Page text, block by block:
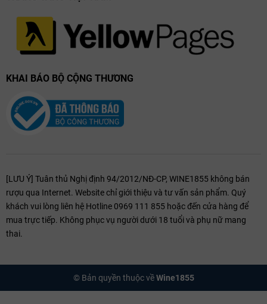
Thưởng Thức & Kết Hợp Món Ăn Với Bouchard
Père & Fils Beaune Clos Saint Landry
Nhiệt độ phục vụ lý tưởng: 10–12°C.
Thịt trắng: ức gà sốt kem nấm, thịt bê áp chảo.
Phô mai mềm: Brie de Meaux, Camembert.
Các món salad trộn dầu olive và hạt thông.
Bouchard Père & Fils Beaune Clos Saint-Landry là chai
Không chỉ là một chai rượu vang, đây còn là biểu tượng của di sản,
lịch sử và nghệ thuật làm vang đỉnh cao của nhà Bouchard Père &
Fils.
KHAI BÁO BỘ CỘNG THƯƠNG
[LƯU Ý] Tuân thủ Nghị định 94/2012/NĐ-CP, WINE1855 không bán
rượu qua Internet. Website chỉ giới thiệu và tư vấn sản phẩm. Quý
khách vui lòng liên hệ Hotline 0969 111 855 hoặc đến cửa hàng để
mua trực tiếp. Không phục vụ người dưới 18 tuổi và phụ nữ mang
thai.
© Bản quyền thuộc vềWine1855